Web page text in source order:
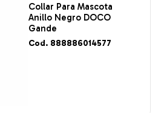
Collar Para Mascota
Anillo Negro DOCO
Gande
Cod. 888886014577